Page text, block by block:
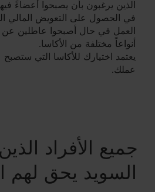
الذين يرغبون بأن يصبحوا أعضاءً
في الحصول على التعويض المالي
العمل في حال أصبحوا عاطلين
أنواعاً مختلفة من الأكاسا.
يعتمد اختيارك للأكاسا التي
عملك.
جميع الأفراد
السويد يحق لهم